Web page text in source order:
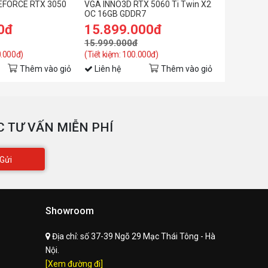
1x HDMI 2.1b
đề
sắc ĐEN
RTX 3050
Thêm vào giỏ
VGA INNO3D RTX 5060 Ti Twin X2
OC 16GB GDDR7
15.899.000đ
15.999.000đ
(Tiết kiệm: 100.000đ)
Liên hệ Thêm vào giỏ
TƯ VẤN MIỄN PHÍ
Gửi
Showroom
Địa chỉ: số 37-39 Ngõ 29 Mạc Thái Tông - Hà
Nội.
[Xem đường đi]